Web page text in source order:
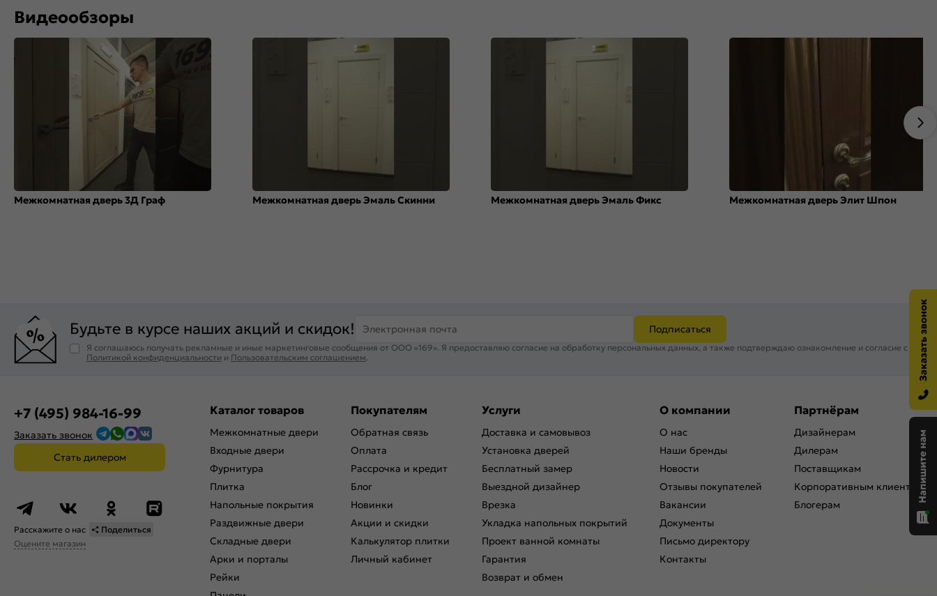
Видеообзоры
Межкомнатная дверь 3Д Граф Межкомнатная дверь Эмаль Скинни Межкомнатная дверь Эмаль Фикс Межкомнатная дверь Элит Шпон
Будьте в курсе наших акций и скидок! Электронная почта Подписаться
Я соглашаюсь получать рекламные и иные маркетинговые сообщения от ООО «169». Я предоставляю согласие на обработку персональных данных, а также подтверждаю ознакомление и согласие с
Политикой конфиденциальности и Пользовательским соглашением.
+7 (495) 984-16-99
Заказать звонок
Стать дилером
Расскажите о нас
Поделиться
Оцените магазин
Каталог товаров
Межкомнатные двери
Входные двери
Фурнитура
Плитка
Напольные покрытия
Раздвижные двери
Складные двери
Арки и порталы
Рейки
Покупателям
Обратная связь
Оплата
Рассрочка и кредит
Блог
Новинки
Акции и скидки
Калькулятор плитки
Личный кабинет
Услуги
Доставка и самовывоз
Установка дверей
Бесплатный замер
Выездной дизайнер
Врезка
Укладка напольных покрытий
Проект ванной комнаты
Гарантия
Возврат и обмен
О компании
О нас
Наши бренды
Новости
Отзывы покупателей
Вакансии
Документы
Письмо директору
Контакты
Партнёрам
Дизайнерам
Дилерам
Поставщикам
Корпоративным клиентам
Блогерам